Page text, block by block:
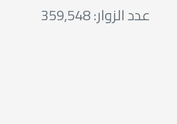
عدد الزوار: 359,548